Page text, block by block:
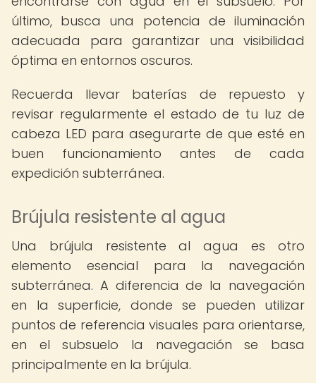
último, busca una potencia de iluminación
adecuada para garantizar una visibilidad
óptima en entornos oscuros.
Recuerda llevar baterías de repuesto y
revisar regularmente el estado de tu luz de
cabeza LED para asegurarte de que esté en
buen funcionamiento antes de cada
expedición subterránea.
Brújula resistente al agua
Una brújula resistente al agua es otro
elemento esencial para la navegación
subterránea. A diferencia de la navegación
en la superficie, donde se pueden utilizar
puntos de referencia visuales para orientarse,
en el subsuelo la navegación se basa
principalmente en la brújula.